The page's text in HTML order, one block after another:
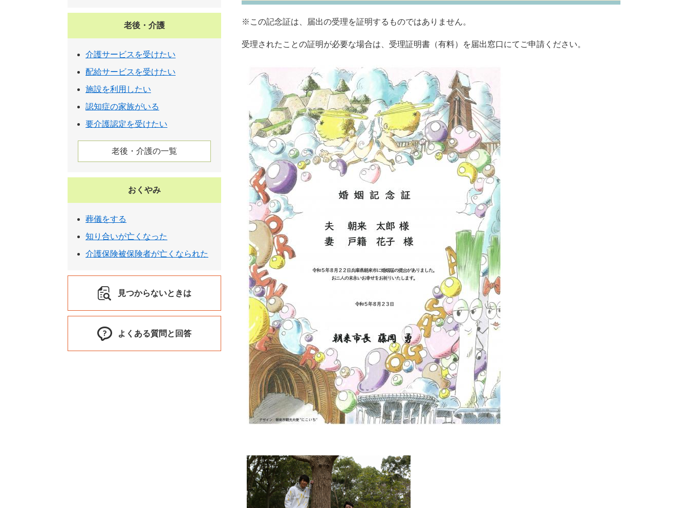
※この記念証は、届出の受理を証明するものではありません。
受理されたことの証明が必要な場合は、受理証明書（有料）を届出窓口にてご申請ください。
老後・介護
介護サービスを受けたい
配給サービスを受けたい
施設を利用したい
認知症の家族がいる
要介護認定を受けたい
老後・介護の一覧
おくやみ
葬儀をする
知り合いが亡くなった
介護保険被保険者が亡くなられた
見つからないときは
よくある質問と回答